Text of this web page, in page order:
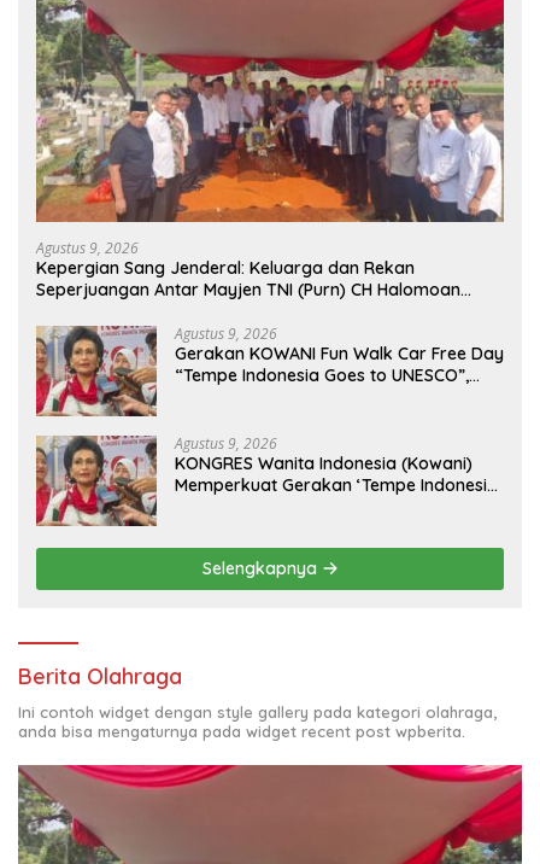
Agustus 9, 2026
Kepergian Sang Jenderal: Keluarga dan Rekan
Seperjuangan Antar Mayjen TNI (Purn) CH Halomoan
Agustus 9, 2026
Gerakan KOWANI Fun Walk Car Free Day
“Tempe Indonesia Goes to UNESCO”,
Agustus 9, 2026
KONGRES Wanita Indonesia (Kowani)
Memperkuat Gerakan ‘Tempe Indonesia
Selengkapnya
Berita Olahraga
Ini contoh widget dengan style gallery pada kategori olahraga,
anda bisa mengaturnya pada widget recent post wpberita.